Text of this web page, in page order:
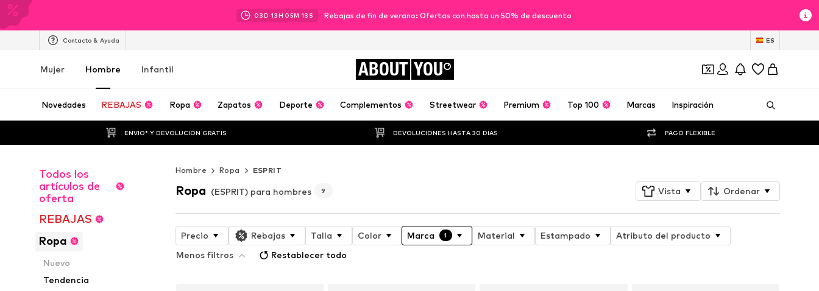
03D 13H 05M 12 S Rebajas de fin de verano: Ofertas con hasta un 50% de descuento
Contacto & Ayuda ES
Mujer Hombre Infantil ABOUT YOU
Novedades REBAJAS Ropa Zapatos Deporte Complementos Streetwear Premium Top 100 Marcas Inspiración
ENVÍO* Y DEVOLUCIÓN GRATIS DEVOLUCIONES HASTA 30 DÍAS PAGO FLEXIBLE
Todos los
artículos de
oferta
REBAJAS
Ropa
Nuevo
Tendencia
Hombre Ropa ESPRIT
Ropa (ESPRIT) para hombres 9 Vista Ordenar
Precio Rebajas Talla Color Marca 1 Material Estampado
Atributo del producto
Menos filtros
Restablecer todo